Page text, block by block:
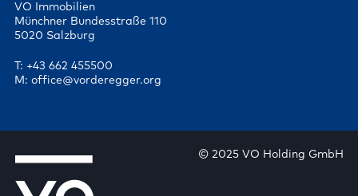
VO Immobilien
Münchner Bundesstraße 110
5020 Salzburg
T: +43 662 455500
M: office@vorderegger.org
© 2025 VO Holding GmbH